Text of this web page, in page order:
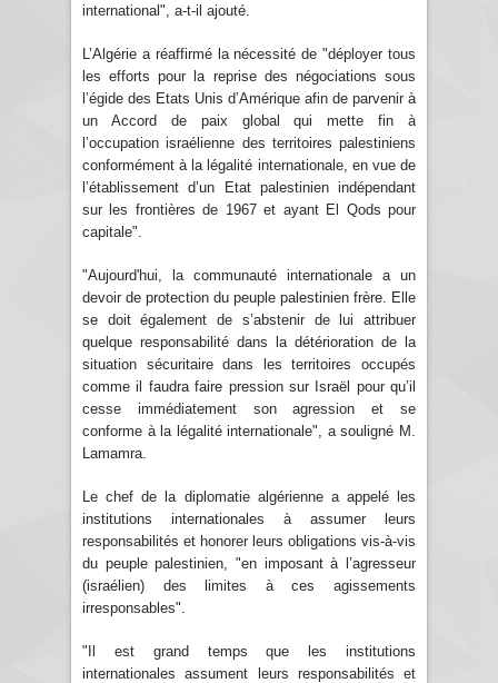
international", a-t-il ajouté.
L’Algérie a réaffirmé la nécessité de "déployer tous
les efforts pour la reprise des négociations sous
l’égide des Etats Unis d’Amérique afin de parvenir à
un Accord de paix global qui mette fin à
l’occupation israélienne des territoires palestiniens
conformément à la légalité internationale, en vue de
l’établissement d’un Etat palestinien indépendant
sur les frontières de 1967 et ayant El Qods pour
capitale".
"Aujourd'hui, la communauté internationale a un
devoir de protection du peuple palestinien frère. Elle
se doit également de s’abstenir de lui attribuer
quelque responsabilité dans la détérioration de la
situation sécuritaire dans les territoires occupés
comme il faudra faire pression sur Israël pour qu’il
cesse immédiatement son agression et se
conforme à la légalité internationale", a souligné M.
Lamamra.
Le chef de la diplomatie algérienne a appelé les
institutions internationales à assumer leurs
responsabilités et honorer leurs obligations vis-à-vis
du peuple palestinien, "en imposant à l’agresseur
(israélien) des limites à ces agissements
irresponsables".
"Il est grand temps que les institutions
internationales assument leurs responsabilités et